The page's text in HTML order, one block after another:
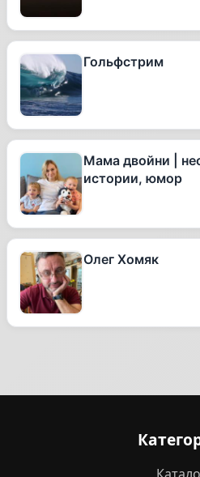
Гольфстрим
Мама двойни |
истории, юмор
Олег Хомяк